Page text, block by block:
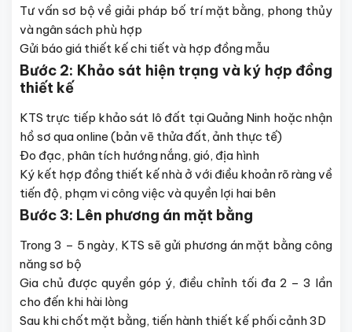
Tư vấn sơ bộ về giải pháp bố trí mặt bằng, phong thủy
và ngân sách phù hợp
Gửi báo giá thiết kế chi tiết và hợp đồng mẫu
Bước 2: Khảo sát hiện trạng và ký hợp đồng
thiết kế
KTS trực tiếp khảo sát lô đất tại Quảng Ninh hoặc nhận
hồ sơ qua online (bản vẽ thửa đất, ảnh thực tế)
Đo đạc, phân tích hướng nắng, gió, địa hình
Ký kết hợp đồng thiết kế nhà ở với điều khoản rõ ràng về
tiến độ, phạm vi công việc và quyền lợi hai bên
Bước 3: Lên phương án mặt bằng
Trong 3 – 5 ngày, KTS sẽ gửi phương án mặt bằng công
năng sơ bộ
Gia chủ được quyền góp ý, điều chỉnh tối đa 2 – 3 lần
cho đến khi hài lòng
Sau khi chốt mặt bằng, tiến hành thiết kế phối cảnh 3D